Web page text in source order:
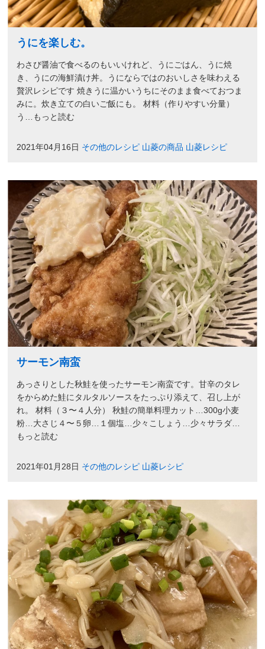
うにを楽しむ。
わさび醤油で食べるのもいいけれど、うにごはん、うに焼
き、うにの海鮮漬け丼。うにならではのおいしさを味わえる
贅沢レシピです 焼きうに温かいうちにそのまま食べておつま
みに。炊き立ての白いご飯にも。 材料（作りやすい分量）
う…もっと読む
2021年04月16日 その他のレシピ 山菱の商品 山菱レシピ
サーモン南蛮
あっさりとした秋鮭を使ったサーモン南蛮です。甘辛のタレ
をからめた鮭にタルタルソースをたっぷり添えて、召し上が
れ。 材料（３〜４人分） 秋鮭の簡単料理カット…300g小麦
粉…大さじ４〜５卵…１個塩…少々こしょう…少々サラダ…
もっと読む
2021年01月28日 その他のレシピ 山菱レシピ